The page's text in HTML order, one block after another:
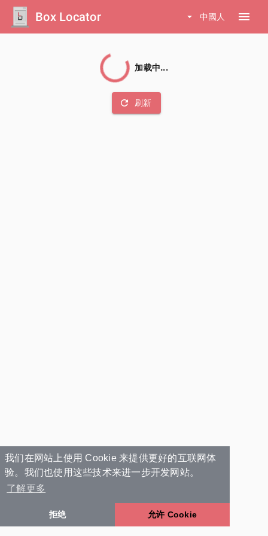
我们在网站上使用 Cookie 来提供更好的互联网体
验。我们也使用这些技术来进一步开发网站。
了解更多
拒绝 允许 Cookie
Box Locator arrow_drop_down 中國人 menu
加载中...
refresh 刷新